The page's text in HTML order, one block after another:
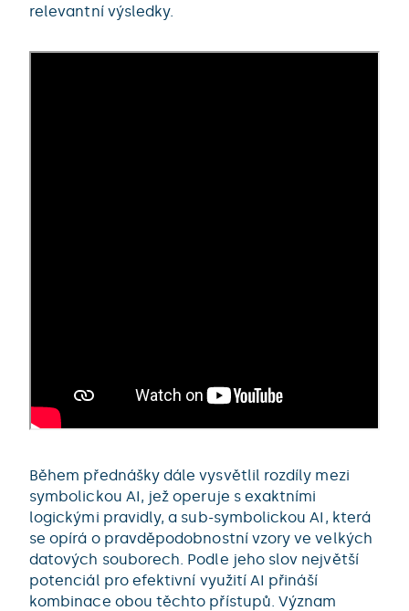
relevantní výsledky.
Během přednášky dále vysvětlil rozdíly mezi
symbolickou AI, jež operuje s exaktními
logickými pravidly, a sub-symbolickou AI, která
se opírá o pravděpodobnostní vzory ve velkých
datových souborech. Podle jeho slov největší
potenciál pro efektivní využití AI přináší
kombinace obou těchto přístupů. Význam